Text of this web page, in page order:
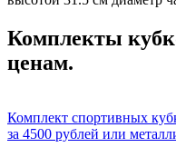
Комплекты
ценам.
Комплект спортивных
за 4500 рублей или